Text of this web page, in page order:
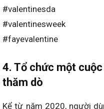
#valentinesda
#valentinesweek
#fayevalentine
4. Tổ chức một
thăm dò
Kể từ năm 2020, người